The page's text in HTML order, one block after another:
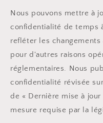
Nous pouvons mettre à
confidentialité de temps
refléter les
pour d'autres raisons
réglementaires. Nous
confidentialité révisée
de « Dernière mise à
mesure requise par la